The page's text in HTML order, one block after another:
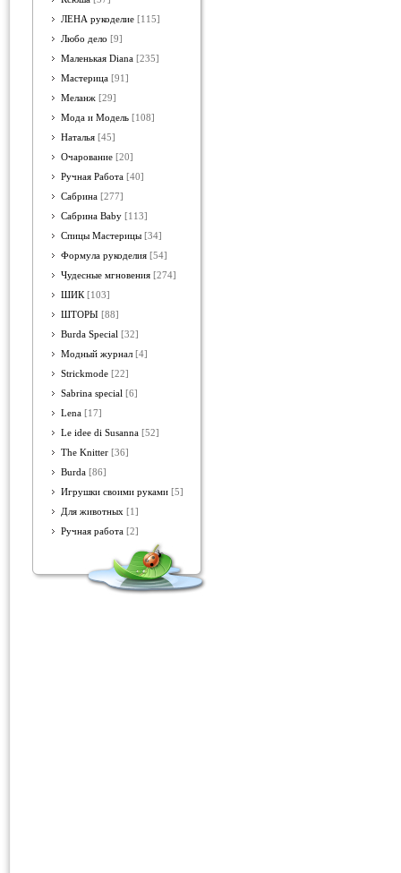
ЛЕНА рукоделие [115]
Любо дело [9]
Маленькая Diana [235]
Мастерица [91]
Меланж [29]
Мода и Модель [108]
Наталья [45]
Очарование [20]
Ручная Работа [40]
Сабрина [277]
Сабрина Baby [113]
Спицы Мастерицы [34]
Формула рукоделия [54]
Чудесные мгновения [274]
ШИК [103]
ШТОРЫ [88]
Burda Special [32]
Модный журнал [4]
Strickmode [22]
Sabrina special [6]
Lena [17]
Le idee di Susanna [52]
The Knitter [36]
Burda [86]
Игрушки своими руками [5]
Для животных [1]
Ручная работа [2]